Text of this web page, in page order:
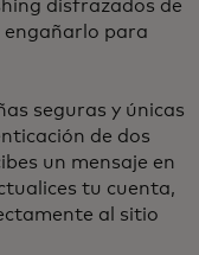
disfrazados de
para
seguras y únicas
de dos
un mensaje en
tu cuenta,
al sitio